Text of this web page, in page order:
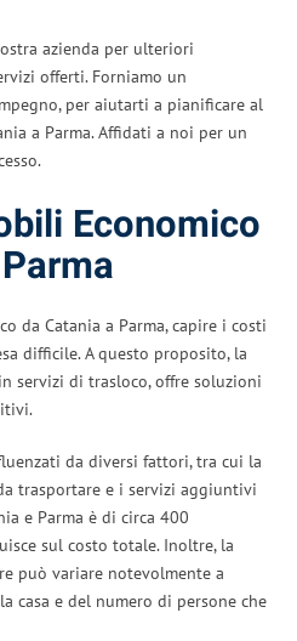
azienda per ulteriori
offerti. Forniamo un
per aiutarti a pianificare al
a Parma. Affidati a noi per un
Economico
da Catania a Parma, capire i costi
difficile. A questo proposito, la
servizi di trasloco, offre soluzioni
da diversi fattori, tra cui la
trasportare e i servizi aggiuntivi
e Parma è di circa 400
sul costo totale. Inoltre, la
può variare notevolmente a
casa e del numero di persone che